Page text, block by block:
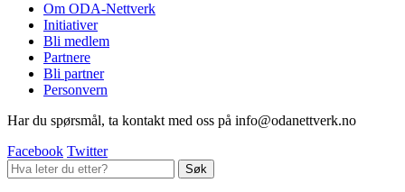
Om ODA-Nettverk
Initiativer
Bli medlem
Partnere
Bli partner
Personvern
Har du spørsmål, ta kontakt med oss på info@odanettverk.no
Facebook Twitter